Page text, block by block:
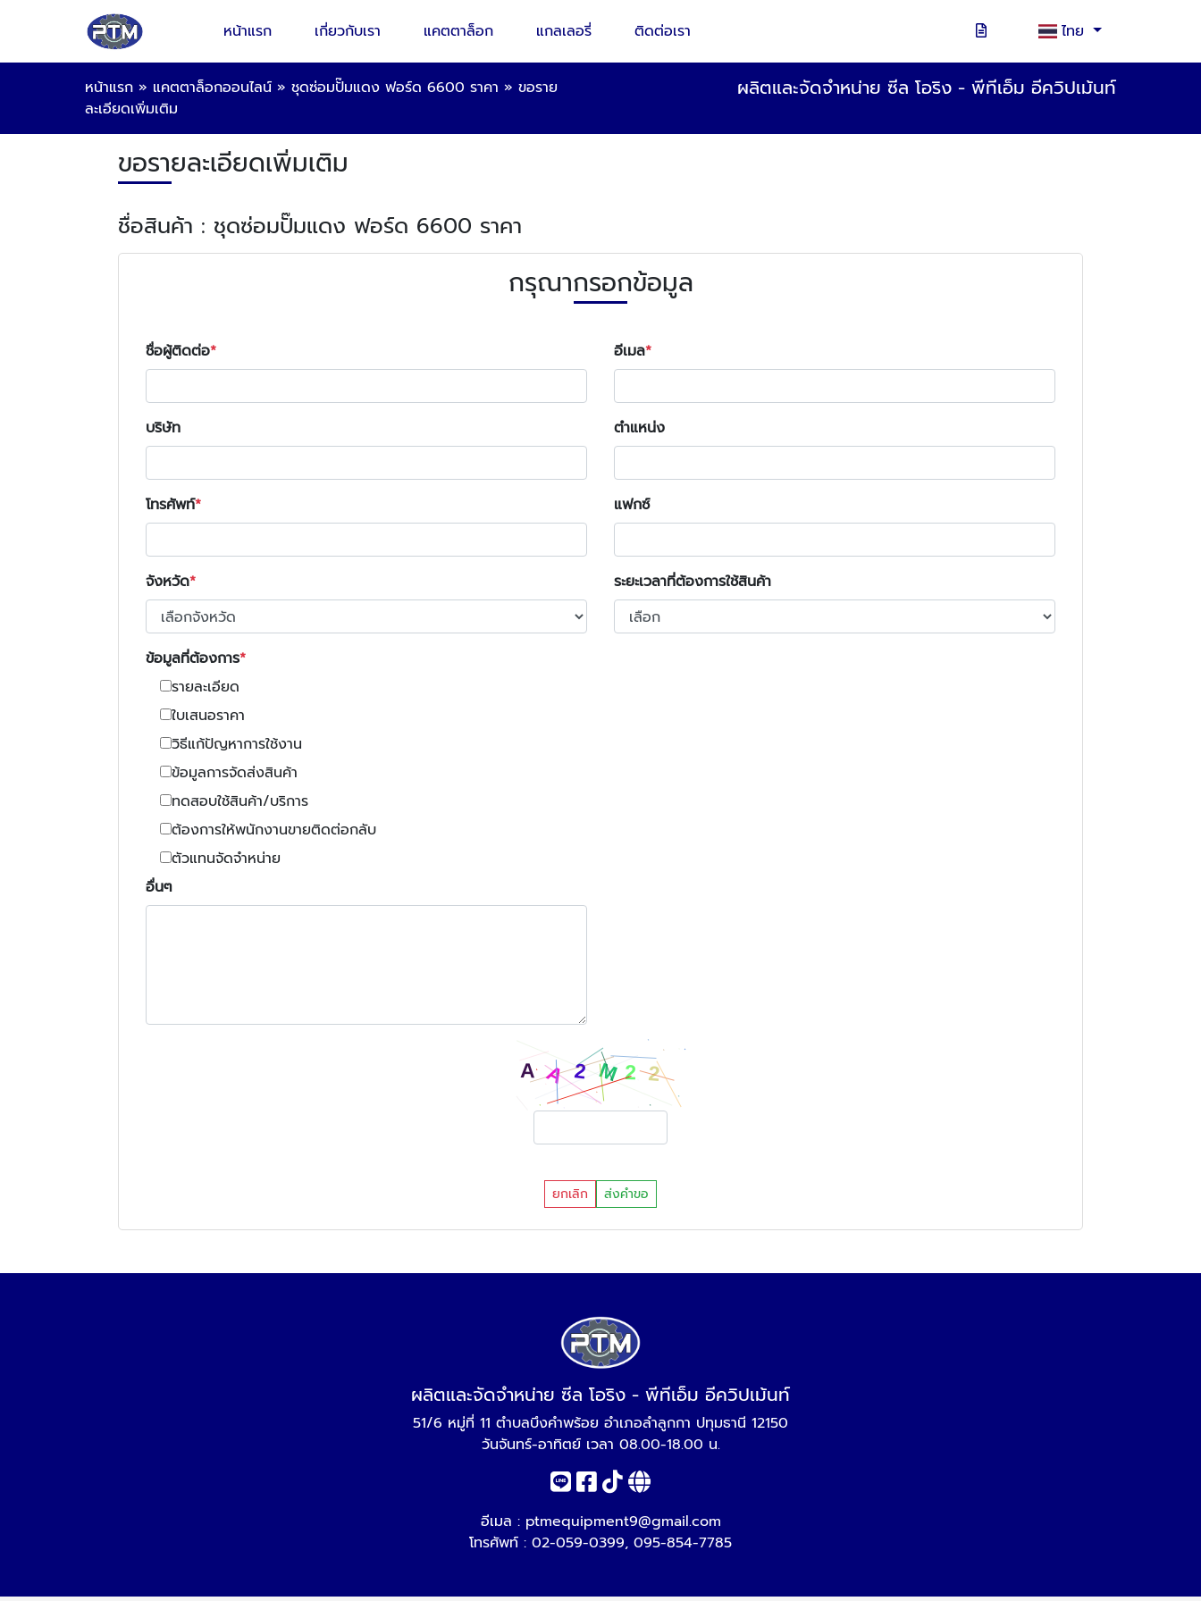
หน้าแรก เกี่ยวกับเรา แคตตาล็อก แกลเลอรี่ ติดต่อเรา ไทย
หน้าแรก » แคตตาล็อกออนไลน์ » ชุดซ่อมปั๊มแดง ฟอร์ด 6600 ราคา » ขอราย
ละเอียดเพิ่มเติม
ผลิตและจัดจำหน่าย ซีล โอริง - พีทีเอ็ม อีควิปเม้นท์
ขอรายละเอียดเพิ่มเติม
ชื่อสินค้า : ชุดซ่อมปั๊มแดง ฟอร์ด 6600 ราคา
กรุณากรอกข้อมูล
ชื่อผู้ติดต่อ อีเมล
บริษัท ตำแหน่ง
โทรศัพท์ แฟกซ์
จังหวัด ระยะเวลาที่ต้องการใช้สินค้า
ข้อมูลที่ต้องการ
รายละเอียด
ใบเสนอราคา
วิธีแก้ปัญหาการใช้งาน
ข้อมูลการจัดส่งสินค้า
ทดสอบใช้สินค้า/บริการ
ต้องการให้พนักงานขายติดต่อกลับ
ตัวแทนจัดจำหน่าย
อื่นๆ
ยกเลิก ส่งคำขอ
ผลิตและจัดจำหน่าย ซีล โอริง - พีทีเอ็ม อีควิปเม้นท์
51/6 หมู่ที่ 11 ตำบลบึงคำพร้อย อำเภอลำลูกกา ปทุมธานี 12150
วันจันทร์-อาทิตย์ เวลา 08.00-18.00 น.
อีเมล : ptmequipment9@gmail.com
โทรศัพท์ : 02-059-0399, 095-854-7785